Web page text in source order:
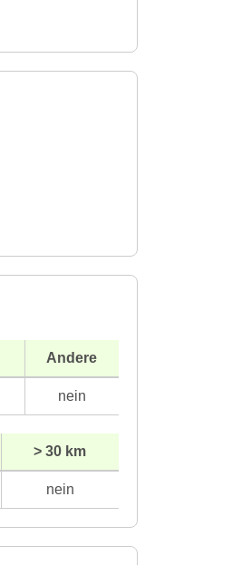
Andere
nein
> 30 km
nein